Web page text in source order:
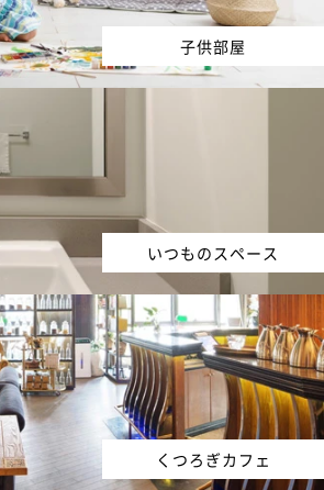
子供部屋
いつものスペース
くつろぎカフェ